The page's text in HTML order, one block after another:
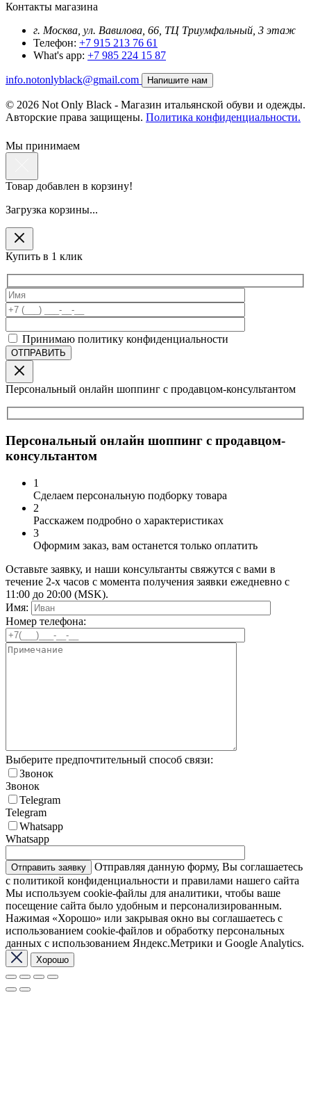
Контакты магазина
г. Москва, ул. Вавилова, 66, ТЦ Триумфальный, 3 этаж
Телефон: +7 915 213 76 61
What's app: +7 985 224 15 87
info.notonlyblack@gmail.com Напишите нам
© 2026 Not Only Black - Магазин итальянской обуви и одежды.
Авторские права защищены. Политика конфиденциальности.
Мы принимаем
Товар добавлен в корзину!
Загрузка корзины...
Купить в 1 клик
Принимаю политику конфиденциальности
Персональный онлайн шоппинг с продавцом-консультантом
Персональный онлайн шоппинг с продавцом-
консультантом
1
Сделаем персональную подборку товара
2
Расскажем подробно о характеристиках
3
Оформим заказ, вам останется только оплатить
Оставьте заявку, и наши консультанты свяжутся с вами в
течение 2-х часов с момента получения заявки ежедневно с
11:00 до 20:00 (MSK).
Имя:
Номер телефона:
Выберите предпочтительный способ связи:
Звонок
Звонок
Telegram
Telegram
Whatsapp
Whatsapp
Отправляя данную форму, Вы соглашаетесь
с политикой конфиденциальности и правилами нашего сайта
Мы используем cookie-файлы для аналитики, чтобы ваше
посещение сайта было удобным и персонализированным.
Нажимая «Хорошо» или закрывая окно вы соглашаетесь с
использованием cookie-файлов и обработку персональных
данных с использованием Яндекс.Метрики и Google Analytics.
Хорошо